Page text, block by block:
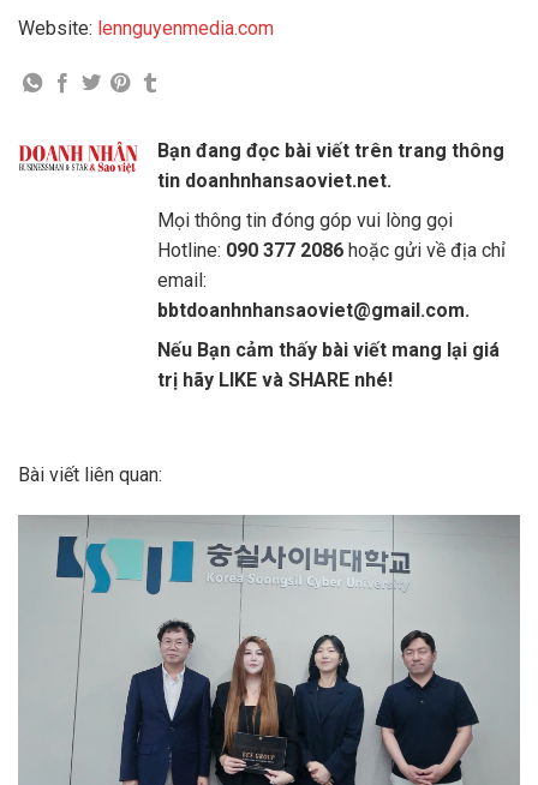
Website: lennguyenmedia.com
Bạn đang đọc bài viết trên trang thông
tin doanhnhansaoviet.net.
Mọi thông tin đóng góp vui lòng gọi
Hotline: 090 377 2086 hoặc gửi về địa chỉ
email:
bbtdoanhnhansaoviet@gmail.com.
Nếu Bạn cảm thấy bài viết mang lại giá
trị hãy LIKE và SHARE nhé!
Bài viết liên quan: